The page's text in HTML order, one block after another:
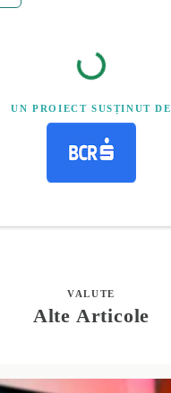
UN PROIECT SUSȚINUT DE
VALUTE
Alte Articole